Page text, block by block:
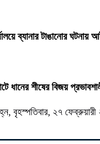
ব্যানার টাঙানোর ঘটনায়
ধানের শীষের বিজয়
বৃহস্পতিবার, ২৭ ফেব্রুয়ারী